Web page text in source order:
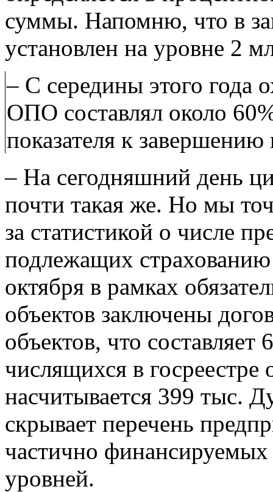
суммы. Напомню, что в
установлен на уровне 2
– С середины этого года
ОПО составлял около
показателя к завершению
– На сегодняшний день
почти такая же. Но мы
за статистикой о числе
подлежащих
октября в рамках
объектов заключены
объектов, что
числящихся в
насчитывается 399 тыс.
скрывает перечень
частично
уровней.